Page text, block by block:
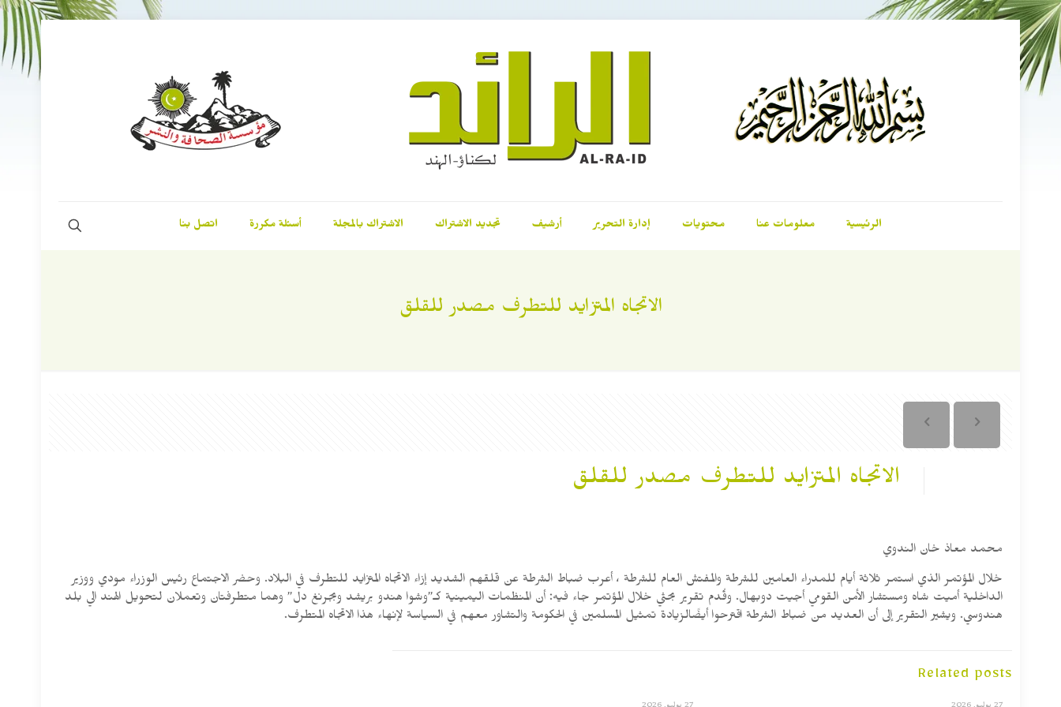
الرئيسية معلومات عنا محتويات إدارة التحرير أرشيف تجديد الاشتراك الاشتراك بالمجلة أسئلة مكررة اتصل بنا
الاتجاه المتزايد للتطرف مصدر للقلق
الاتجاه المتزايد للتطرف مصدر للقلق
محمد معاذ خان الندوي
خلال المؤتمر الذي استمر ثلاثة أيام للمدراء العامين للشرطة والمفتش العام للشرطة ، أعرب ضباط الشرطة عن قلقهم الشديد إزاء الاتجاه المتزايد للتطرف في البلاد. وحضر الاجتماع رئيس الوزراء مودي ووزير
الداخلية أميت شاه ومستشار الأمن القومي أجيت دوبهال. وقُدم تقرير بحثي خلال المؤتمر جاء فيه: أن المنظمات اليمينية كـ”وشوا هندو بريشد وبجرنغ دل” وهما متطرفتان وتعملان لتحويل الهند الي بلد
هندوسي. ويشير التقرير إلى أن العديد من ضباط الشرطة اقترحوا أيضًالزيادة تمثيل المسلمين في الحكومة والتشاور معهم في السياسة لإنهاء هذا الاتجاه المتطرف.
Related posts